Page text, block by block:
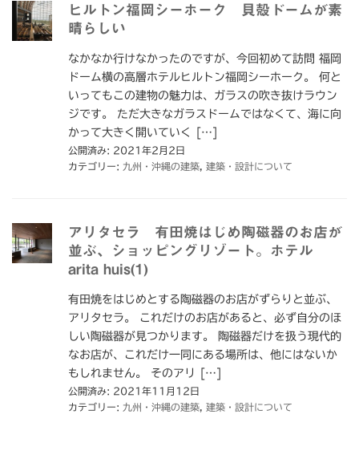
ヒルトン福岡シーホーク 貝殻ドームが素
晴らしい
なかなか行けなかったのですが、今回初めて訪問 福岡
ドーム横の高層ホテルヒルトン福岡シーホーク。 何と
いってもこの建物の魅力は、ガラスの吹き抜けラウン
ジです。 ただ大きなガラスドームではなくて、海に向
かって大きく開いていく […]
公開済み: 2021年2月2日
カテゴリー: 九州・沖縄の建築 建築・設計について
アリタセラ 有田焼はじめ陶磁器のお店が
並ぶ、ショッピングリゾート。ホテル
arita huis(1)
有田焼をはじめとする陶磁器のお店がずらりと並ぶ、
アリタセラ。 これだけのお店があると、必ず自分のほ
しい陶磁器が見つかります。 陶磁器だけを扱う現代的
なお店が、これだけ一同にある場所は、他にはないか
もしれません。 そのアリ […]
公開済み: 2021年11月12日
カテゴリー: 九州・沖縄の建築 建築・設計について